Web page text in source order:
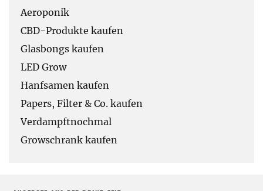
Aeroponik
CBD-Produkte kaufen
Glasbongs kaufen
LED Grow
Hanfsamen kaufen
Papers, Filter & Co. kaufen
Verdampftnochmal
Growschrank kaufen